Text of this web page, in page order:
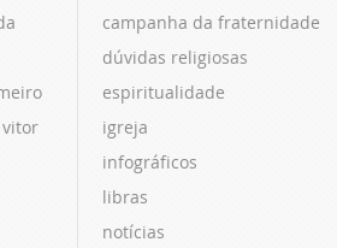
campanha da fraternidade
dúvidas religiosas
espiritualidade
igreja
infográficos
libras
notícias